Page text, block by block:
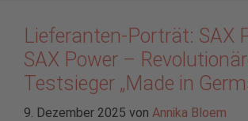
Lieferanten-Porträt: SAX
SAX Power –
Testsieger „Made in
9. Dezember 2025 von Annika Bloem